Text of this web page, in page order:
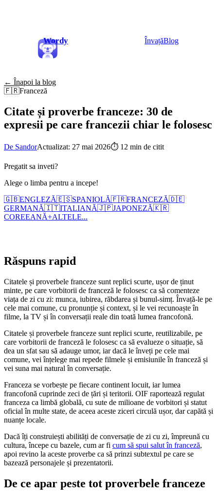
Wordy ÎnvațăBlog
← Înapoi la blog
🇫🇷Franceză
Citate și proverbe franceze: 30 de
expresii pe care francezii chiar le folosesc
De SandorActualizat: 27 mai 2026⏱ 12 min de citit
Pregatit sa inveti?
Alege o limba pentru a incepe!
🇬🇧ENGLEZĂ🇪🇸SPANIOLĂ🇫🇷FRANCEZĂ🇩🇪
GERMANĂ🇮🇹ITALIANĂ🇯🇵JAPONEZĂ🇰🇷
COREEANĂ+ALTELE...
Răspuns rapid
Citatele și proverbele franceze sunt replici scurte, ușor de ținut
minte, pe care vorbitorii de franceză le folosesc ca să comenteze
viața de zi cu zi: munca, iubirea, răbdarea și bunul-simț. Învață-le pe
cele mai comune, cu pronunție și context, și le vei recunoaște în
filme, la TV și în conversații reale din toată lumea francofonă.
Citatele și proverbele franceze sunt replici scurte, reutilizabile, pe
care vorbitorii de franceză le folosesc ca să evalueze o situație, să
dea un sfat sau să adauge umor, iar dacă le înveți pe cele mai
comune, vei înțelege mai repede filmele și emisiunile în franceză și
vei suna mai natural în conversație.
Franceza se vorbește pe fiecare continent locuit, iar lumea
francofonă cuprinde zeci de țări și teritorii. OIF raportează regulat
franceza ca limbă globală, cu sute de milioane de vorbitori și statut
oficial în multe state, de aceea aceste ziceri circulă ușor, dar capătă și
nuanțe locale.
Dacă îți construiești abilități de conversație de zi cu zi, împreună cu
cultura, începe cu bazele, cum ar fi cum să spui salut în franceză,
apoi revino la aceste proverbe ca să prinzi subtextul pe care se
bazează personajele și prezentatorii.
De ce apar peste tot proverbele franceze